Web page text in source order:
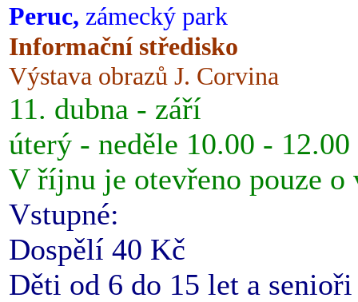
Peruc, zámecký park
Informační středisko
Výstava obrazů J. Corvina
11. dubna - září
úterý - neděle 10.00 -
V říjnu je otevřeno pouze o
Vstupné:
Dospělí 40 Kč
Děti od 6 do 15 let a